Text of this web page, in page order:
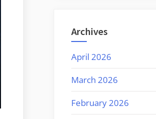
Archives
April 2026
March 2026
February 2026